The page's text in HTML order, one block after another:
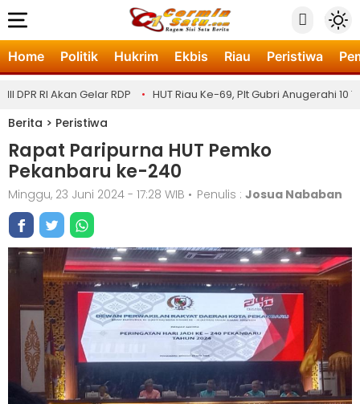
Home Politik Hukrim Ekbis Riau Peristiwa
RI Akan Gelar RDP •HUT Riau Ke-69, Plt Gubri Anugerahi 10
Berita > Peristiwa
Rapat Paripurna HUT Pemko
Pekanbaru ke-240
Minggu, 23 Juni 2024 - 17:28 WIB • Penulis : Josua Nababan